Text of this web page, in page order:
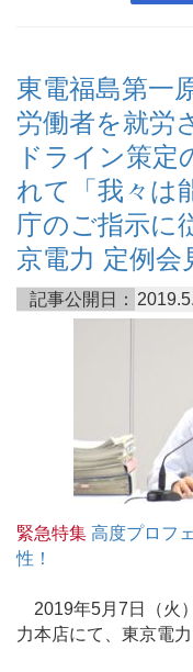
東電福島第一
労働者を就労
ドライン策定
れて「我々は
庁のご指示に
京電力 定例会
記事公開日：
緊急特集 高度プロフ
性！
2019年5月7日（火
力本店にて、東京電